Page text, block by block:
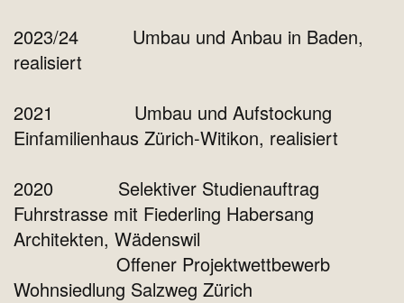
2023/24 Umbau und Anbau in Baden,
realisiert
2021 Umbau und Aufstockung
Einfamilienhaus Zürich-Witikon, realisiert
2020 Selektiver Studienauftrag
Fuhrstrasse mit Fiederling Habersang
Architekten, Wädenswil
Offener Projektwettbewerb
Wohnsiedlung Salzweg Zürich